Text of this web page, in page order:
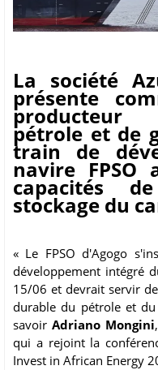
La société
présente
producteur
pétrole et de
train de
navire
capacités
stockage du
« Le FPSO d'Agogo
développement intégré
15/06 et devrait servir
durable du pétrole et
savoir Adriano Mongini
qui a rejoint la
Invest in African Energy